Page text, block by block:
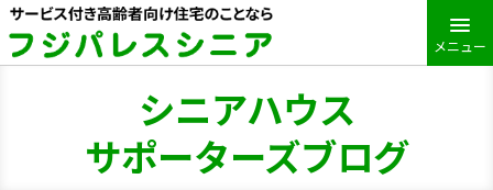
メニュー
シニアハウス
サポーターズブログ